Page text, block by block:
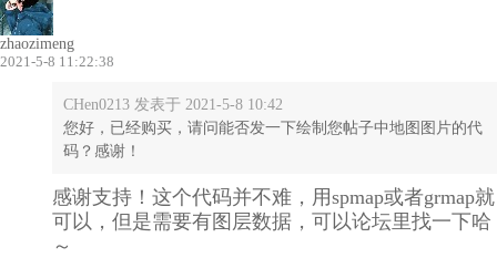
zhaozimeng
2021-5-8 11:22:38
CHen0213 发表于 2021-5-8 10:42
您好，已经购买，请问能否发一下绘制您帖子中地图图片的代
码？感谢！
感谢支持！这个代码并不难，用spmap或者grmap就
可以，但是需要有图层数据，可以论坛里找一下哈
～